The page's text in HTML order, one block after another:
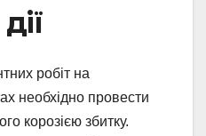
робіт на
необхідно провести
корозією збитку.